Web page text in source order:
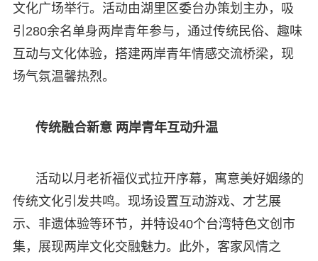
文化广场举行。活动由湖里区委台办策划主办，吸
引280余名单身两岸青年参与，通过传统民俗、趣味
互动与文化体验，搭建两岸青年情感交流桥梁，现
场气氛温馨热烈。
传统融合新意 两岸青年互动升温
活动以月老祈福仪式拉开序幕，寓意美好姻缘的
传统文化引发共鸣。现场设置互动游戏、才艺展
示、非遗体验等环节，并特设40个台湾特色文创市
集，展现两岸文化交融魅力。此外，客家风情之